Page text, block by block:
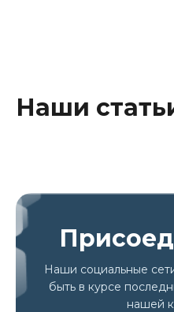
Наши
Наши социальные
быть в курсе
нашей